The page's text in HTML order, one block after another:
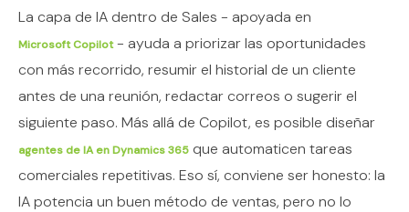
La capa de IA dentro de Sales - apoyada en
Microsoft Copilot- ayuda a priorizar las oportunidades
con más recorrido, resumir el historial de un cliente
antes de una reunión, redactar correos o sugerir el
siguiente paso. Más allá de Copilot, es posible diseñar
agentes de IA en Dynamics 365 que automaticen tareas
comerciales repetitivas. Eso sí, conviene ser honesto: la
IA potencia un buen método de ventas, pero no lo